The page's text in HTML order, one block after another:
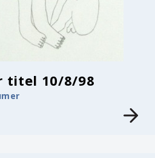
titel 10/8/98